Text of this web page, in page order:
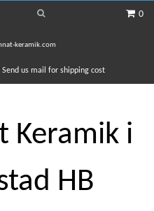
0
keramik.com
Send us mail for shipping cost
Keramik i
HB